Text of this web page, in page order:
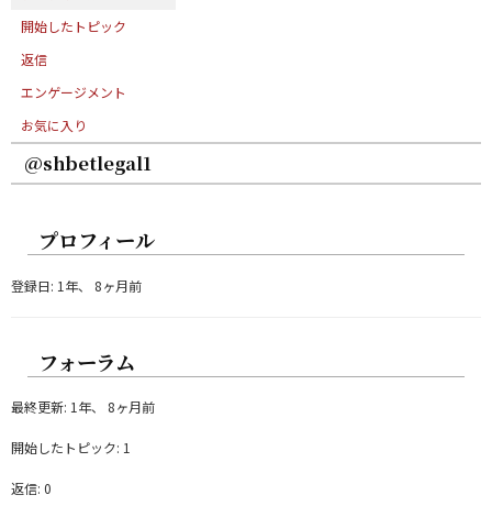
開始したトピック
返信
エンゲージメント
お気に入り
@shbetlegal1
プロフィール
登録日: 1年、 8ヶ月前
フォーラム
最終更新: 1年、 8ヶ月前
開始したトピック: 1
返信: 0